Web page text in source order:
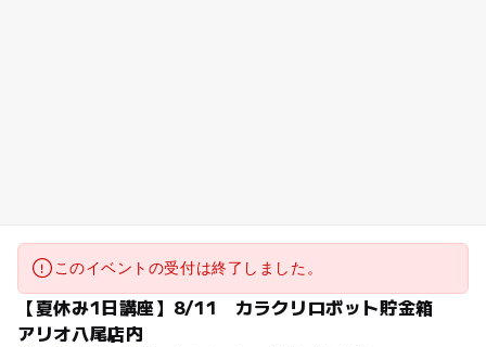
このイベントの受付は終了しました。
【夏休み1日講座】8/11 カラクリロボット貯金箱
アリオ八尾店内